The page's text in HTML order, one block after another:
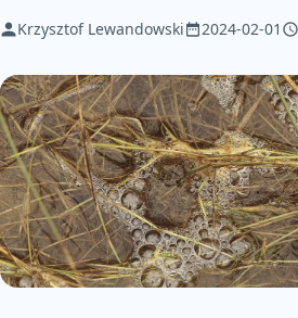
Krzysztof Lewandowski 2024-02-01